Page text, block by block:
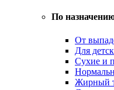
По
От
Для
Сухие и
Жирный